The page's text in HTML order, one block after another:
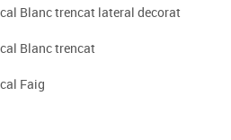
Blanc trencat lateral decorat
Blanc trencat
Faig